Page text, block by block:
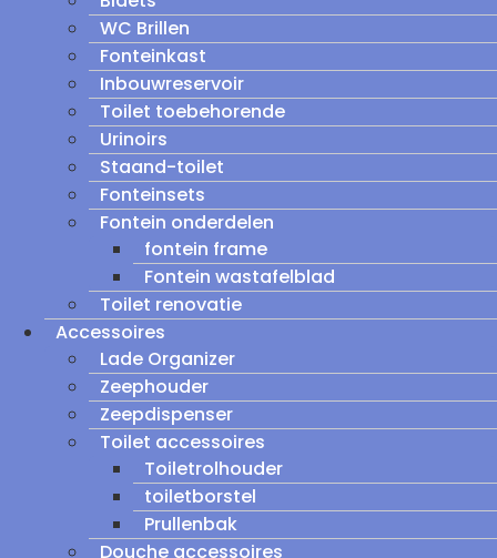
WC Brillen
Fonteinkast
Inbouwreservoir
Toilet toebehorende
Urinoirs
Staand-toilet
Fonteinsets
Fontein onderdelen
fontein frame
Fontein wastafelblad
Toilet renovatie
Accessoires
Lade Organizer
Zeephouder
Zeepdispenser
Toilet accessoires
Toiletrolhouder
toiletborstel
Prullenbak
Douche accessoires